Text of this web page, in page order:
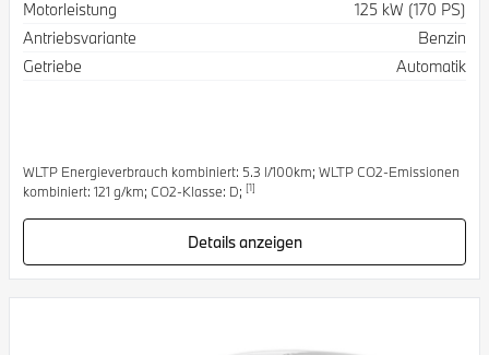
Spezifikation
Motorleistung
125 kW (170 PS)
Antriebsvariante
Benzin
Getriebe
Automatik
WLTP Energieverbrauch kombiniert: 5.3 l/100km; WLTP CO2-Emissionen
kombiniert: 121 g/km; CO2-Klasse: D; [1]
Details anzeigen